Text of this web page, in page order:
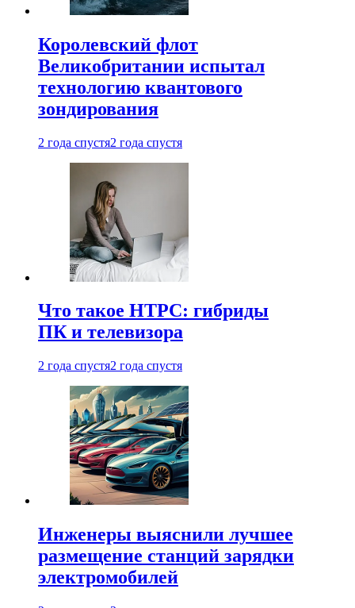
Королевский флот
Великобритании испытал
технологию квантового
зондирования
2 года спустя2 года спустя
Что такое HTPC: гибриды
ПК и телевизора
2 года спустя2 года спустя
Инженеры выяснили лучшее
размещение станций зарядки
электромобилей